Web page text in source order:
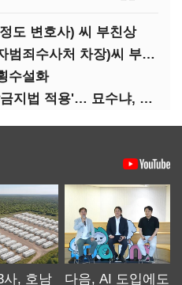
도 변호사) 씨 부친상
(부음)여운국(고위공직자범죄수사처 차장)씨 부친상
수설화
쫓기는 검찰, '특검 청탁금지법 적용'… 묘수냐, 무리수냐
사, 호남
다음, AI 도입에도